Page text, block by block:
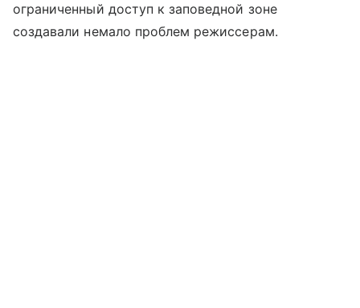
ограниченный доступ к заповедной зоне
создавали немало проблем режиссерам.